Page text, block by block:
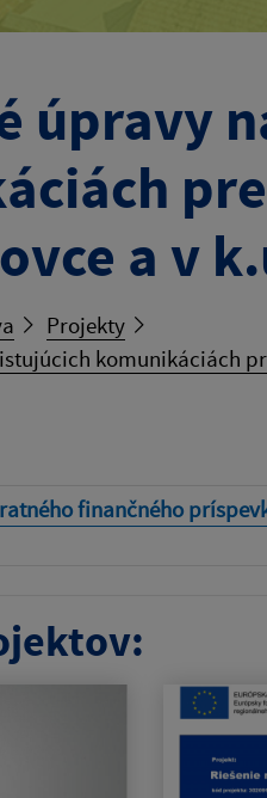
úpravy
a v
Projekty
komunikáciách
finančného